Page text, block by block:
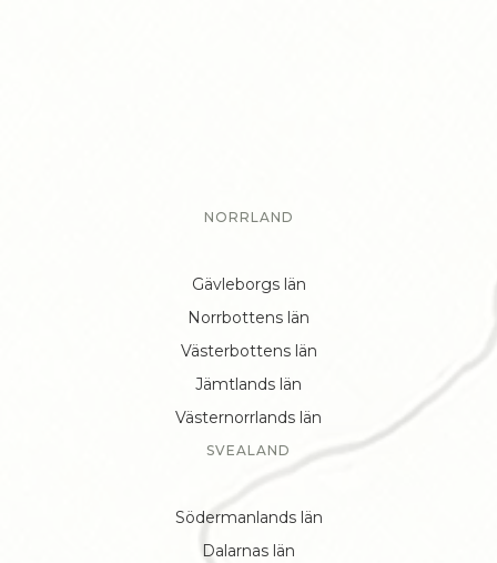
NORRLAND
Gävleborgs län
Norrbottens län
Västerbottens län
Jämtlands län
Västernorrlands län
SVEALAND
Södermanlands län
Dalarnas län